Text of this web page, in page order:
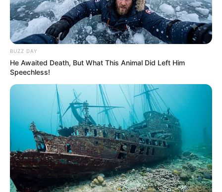
BUZZ DAY
He Awaited Death, But What This Animal Did Left Him
Speechless!